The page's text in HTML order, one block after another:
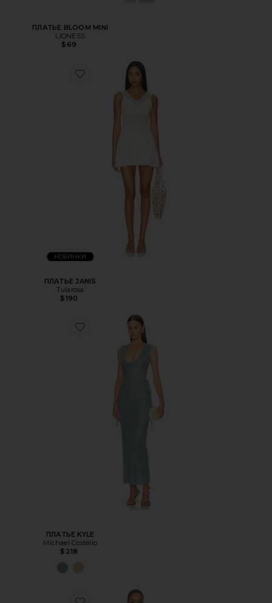
ПЛАТЬЕ BLOOM MINI
LIONESS
$69
НОВИНКИ
ПЛАТЬЕ JANIS
Tularosa
$190
ПЛАТЬЕ KYLE
Michael Costello
$218